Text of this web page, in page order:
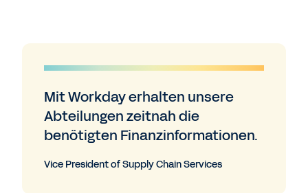
Mit Workday erhalten unsere
Abteilungen zeitnah die
benötigten Finanzinformationen.
Vice President of Supply Chain Services